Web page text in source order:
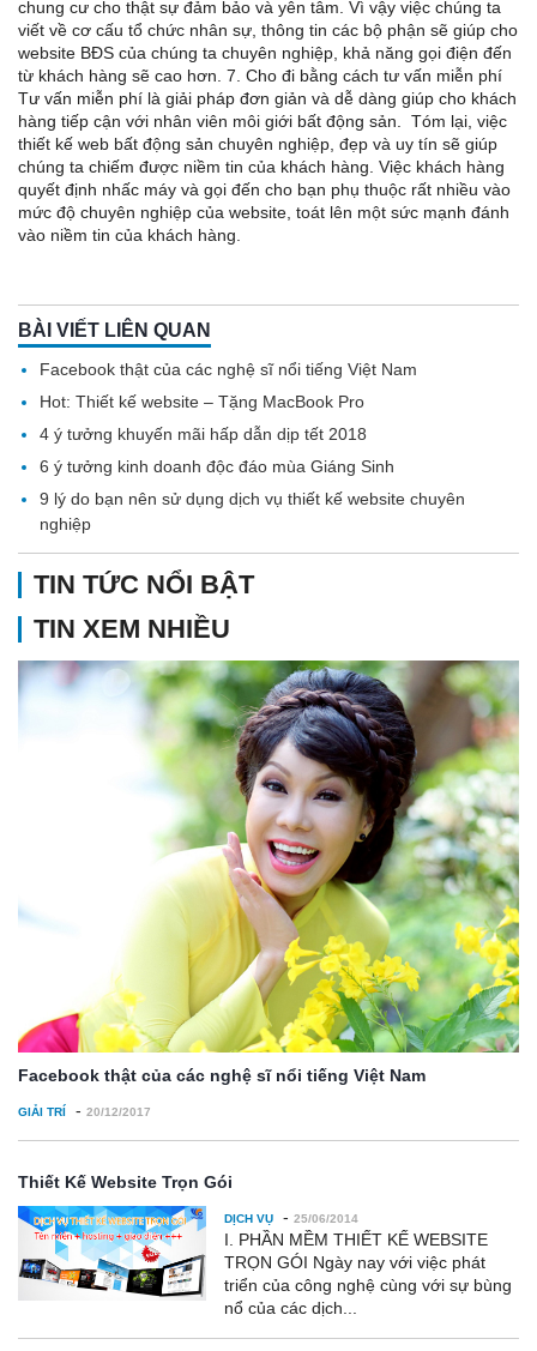
chung cư cho thật sự đảm bảo và yên tâm. Vì vậy việc chúng ta
viết về cơ cấu tổ chức nhân sự, thông tin các bộ phận sẽ giúp cho
website BĐS của chúng ta chuyên nghiệp, khả năng gọi điện đến
từ khách hàng sẽ cao hơn. 7. Cho đi bằng cách tư vấn miễn phí
Tư vấn miễn phí là giải pháp đơn giản và dễ dàng giúp cho khách
hàng tiếp cận với nhân viên môi giới bất động sản. Tóm lại, việc
thiết kế web bất động sản chuyên nghiệp, đẹp và uy tín sẽ giúp
chúng ta chiếm được niềm tin của khách hàng. Việc khách hàng
quyết định nhấc máy và gọi đến cho bạn phụ thuộc rất nhiều vào
mức độ chuyên nghiệp của website, toát lên một sức mạnh đánh
vào niềm tin của khách hàng.
BÀI VIẾT LIÊN QUAN
Facebook thật của các nghệ sĩ nổi tiếng Việt Nam
Hot: Thiết kế website – Tặng MacBook Pro
4 ý tưởng khuyến mãi hấp dẫn dịp tết 2018
6 ý tưởng kinh doanh độc đáo mùa Giáng Sinh
9 lý do bạn nên sử dụng dịch vụ thiết kế website chuyên
nghiệp
TIN TỨC NỔI BẬT
TIN XEM NHIỀU
Facebook thật của các nghệ sĩ nổi tiếng Việt Nam
GIẢI TRÍ - 20/12/2017
Thiết Kế Website Trọn Gói
DỊCH VỤ - 25/06/2014
I. PHẦN MỀM THIẾT KẾ WEBSITE
TRỌN GÓI Ngày nay với việc phát
triển của công nghệ cùng với sự bùng
nổ của các dịch...